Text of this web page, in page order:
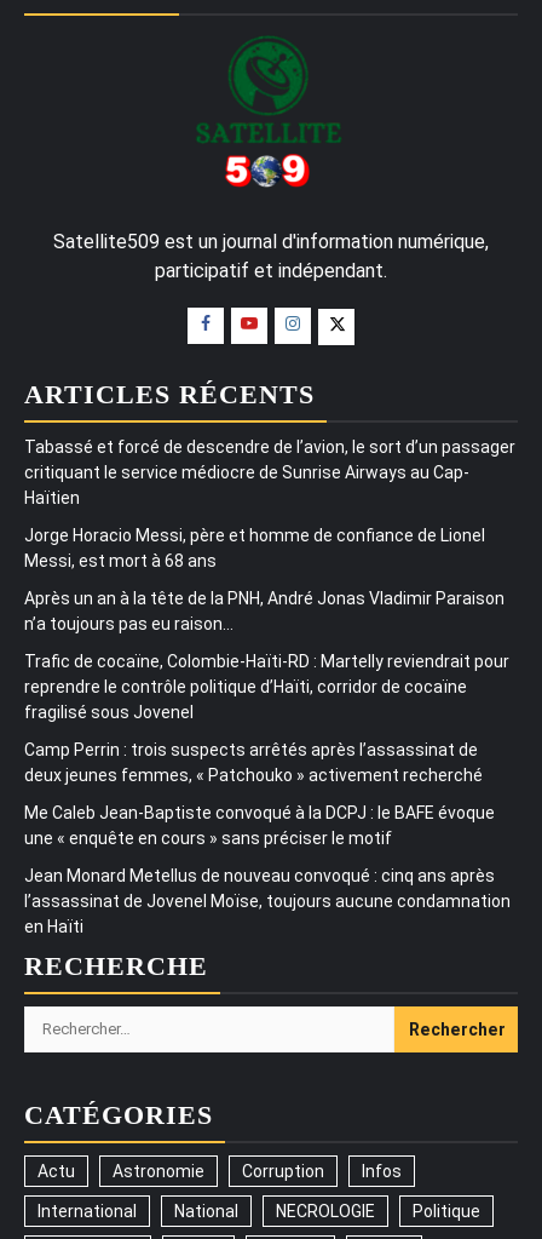
Satellite509 est un journal d'information numérique,
participatif et indépendant.
ARTICLES RÉCENTS
Tabassé et forcé de descendre de l’avion, le sort d’un passager
critiquant le service médiocre de Sunrise Airways au Cap-
Haïtien
Jorge Horacio Messi, père et homme de confiance de Lionel
Messi, est mort à 68 ans
Après un an à la tête de la PNH, André Jonas Vladimir Paraison
n’a toujours pas eu raison…
Trafic de cocaïne, Colombie-Haïti-RD : Martelly reviendrait pour
reprendre le contrôle politique d’Haïti, corridor de cocaïne
fragilisé sous Jovenel
Camp Perrin : trois suspects arrêtés après l’assassinat de
deux jeunes femmes, « Patchouko » activement recherché
Me Caleb Jean-Baptiste convoqué à la DCPJ : le BAFE évoque
une « enquête en cours » sans préciser le motif
Jean Monard Metellus de nouveau convoqué : cinq ans après
l’assassinat de Jovenel Moïse, toujours aucune condamnation
en Haïti
RECHERCHE
Rechercher :
CATÉGORIES
Actu Astronomie Corruption Infos
International National NECROLOGIE Politique